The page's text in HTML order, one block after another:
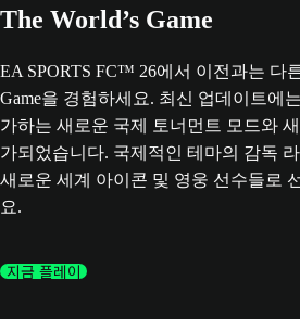
The World’s Game
EA SPORTS FC™ 26에서 이전과는 다
Game을 경험하세요. 최신 업데이트에
가하는 새로운 국제 토너먼트 모드와
가되었습니다. 국제적인 테마의 감독
새로운 세계 아이콘 및 영웅 선수들로
요.
지금 플레이